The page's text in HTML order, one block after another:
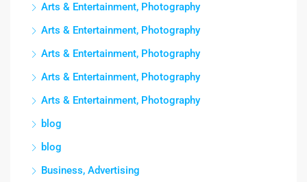
Arts & Entertainment, Photography
Arts & Entertainment, Photography
Arts & Entertainment, Photography
Arts & Entertainment, Photography
Arts & Entertainment, Photography
blog
blog
Business, Advertising